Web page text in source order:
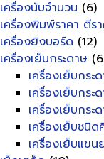
เครื่องนับจำนวน (6)
เครื่องพิมพ์ราคา ตีร
เครื่องยิงบอร์ด (12)
เครื่องเย็บกระดาษ
เครื่องเย็บกร
เครื่องเย็บกร
เครื่องเย็บกร
เครื่องเย็บชนิด
เครื่องเย็บแข